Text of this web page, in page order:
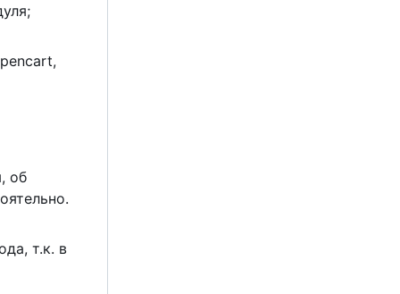
об
т.к. в